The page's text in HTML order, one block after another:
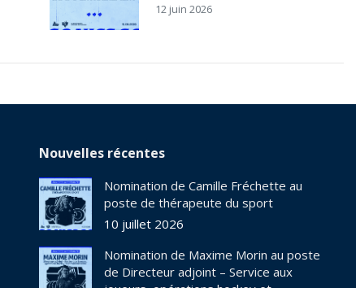
12 juin 2026
Nouvelles récentes
Nomination de Camille Fréchette au
poste de thérapeute du sport
10 juillet 2026
Nomination de Maxime Morin au poste
de Directeur adjoint – Service aux